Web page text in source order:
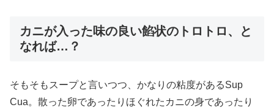
カニが入った味の良い餡状のトロトロ、と
なれば…？
そもそもスープと言いつつ、かなりの粘度があるSup
Cua。散った卵であったりほぐれたカニの身であったり